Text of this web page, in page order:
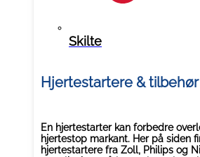
Skilte
Hjertestartere & tilbehør
En hjertestarter kan forbedre
hjertestop markant. Her på siden
hjertestartere fra Zoll, Philips og